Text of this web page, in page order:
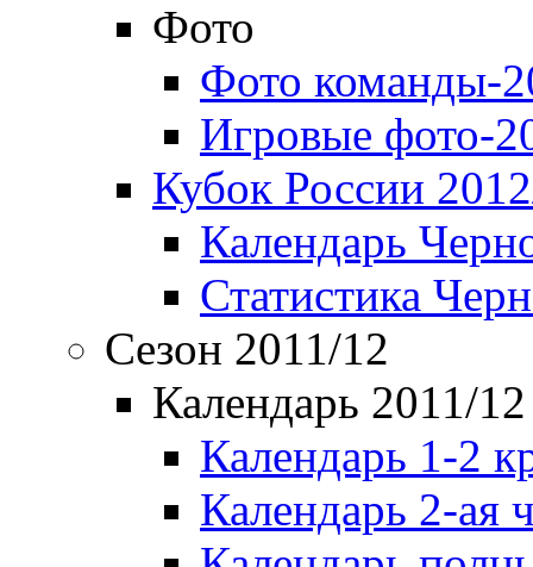
Фото
Фото команды-
Игровые фото-
Кубок России
Календарь
Статистика
Сезон 2011/12
Календарь 2011/12
Календарь 1-2
Календарь 2-ая